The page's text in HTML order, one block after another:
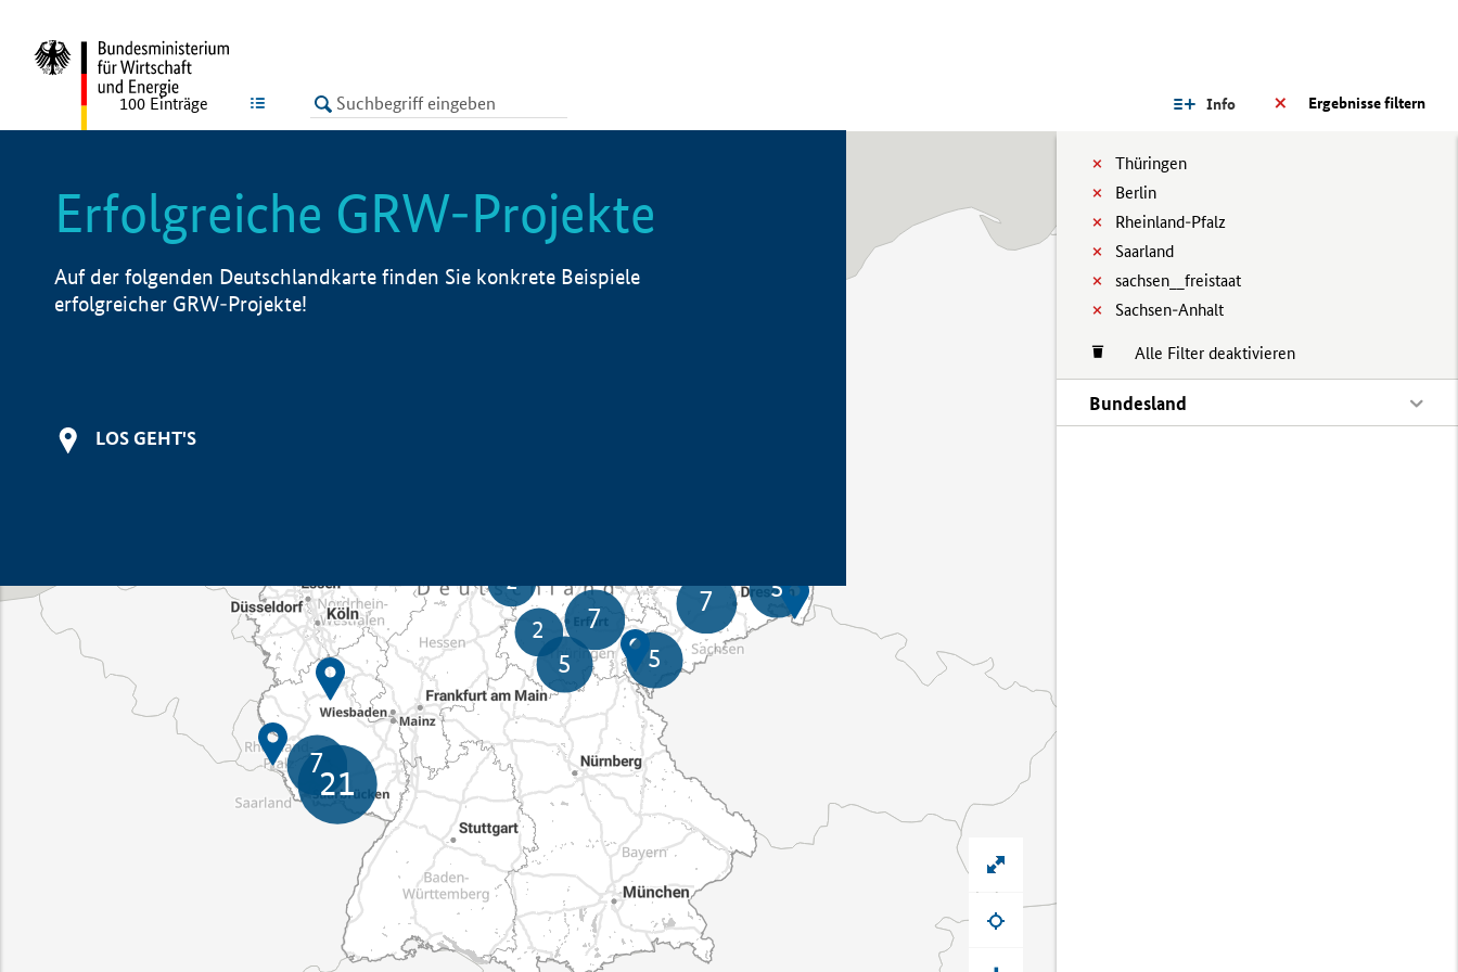
LISTE Ergebnisse filtern
Info
Thüringen
Berlin
Rheinland-Pfalz
Saarland
sachsen__freistaat
Sachsen-Anhalt
Alle Filter deaktivieren
Bundesland
100 Einträge
Erfolgreiche GRW-Projekte
Auf der folgenden Deutschlandkarte finden Sie konkrete Beispiele
erfolgreicher GRW-Projekte!
LOS GEHT'S